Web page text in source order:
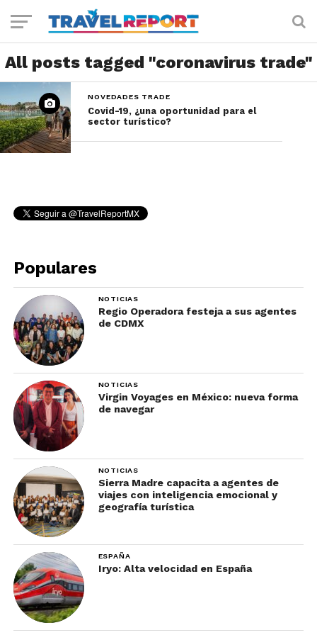
All posts tagged "coronavirus trade"
NOVEDADES TRADE
Covid-19, ¿una oportunidad para el
sector turístico?
Populares
NOTICIAS
Regio Operadora festeja a sus agentes
de CDMX
NOTICIAS
Virgin Voyages en México: nueva forma
de navegar
NOTICIAS
Sierra Madre capacita a agentes de
viajes con inteligencia emocional y
geografía turística
ESPAÑA
Iryo: Alta velocidad en España